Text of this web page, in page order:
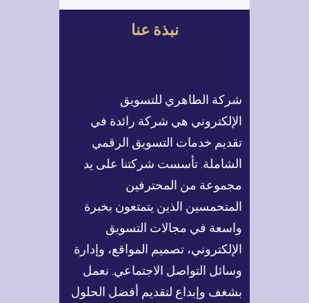
نصائح ذهبية تُعد أساس أي
موقع ويب احترافي يحقق
ح
نبذة عنا
شركة الطاهري للتسويق
الإلكتروني هي شركة رائدة في
تقديم خدمات التسويق الرقمي
الشاملة. تأسست شركتنا على يد
مجموعة من المحترفين
المتحمسين الذين يتمتعون بخبرة
واسعة في مجالات التسويق
الإلكتروني، تصميم المواقع، وإدارة
وسائل التواصل الاجتماعي. نعمل
بشغف وإبداع لتقديم أفضل الحلول